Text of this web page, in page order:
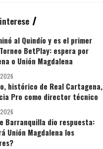
al Quindío y es el primer
BetPlay: espera por
o Unión Magdalena
histórico de Real Cartagena,
Pro como director técnico
Barranquilla dio respuesta:
Unión Magdalena los